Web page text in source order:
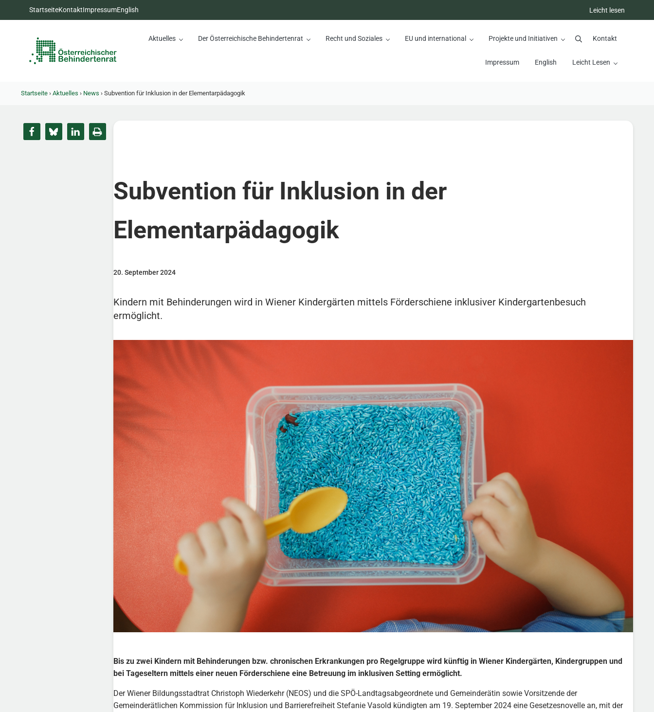
Zum Inhalt springen
Zur Hauptnavigation springen
Zum Footer springen
StartseiteKontaktImpressumEnglish Leicht lesen
Aktuelles Der Österreichische Behindertenrat Recht und Soziales EU und international Projekte und Initiativen SuchenKontakt
Impressum English Leicht Lesen
Startseite › Aktuelles › News ›Subvention für Inklusion in der Elementarpädagogik
Subvention für Inklusion in der
Elementarpädagogik
20. September 2024
Kindern mit Behinderungen wird in Wiener Kindergärten mittels Förderschiene inklusiver Kindergartenbesuch
ermöglicht.
Bis zu zwei Kindern mit Behinderungen bzw. chronischen Erkrankungen pro Regelgruppe wird künftig in Wiener Kindergärten, Kindergruppen und
bei Tageseltern mittels einer neuen Förderschiene eine Betreuung im inklusiven Setting ermöglicht.
Der Wiener Bildungsstadtrat Christoph Wiederkehr (NEOS) und die SPÖ-Landtagsabgeordnete und Gemeinderätin sowie Vorsitzende der
Gemeinderätlichen Kommission für Inklusion und Barrierefreiheit Stefanie Vasold kündigten am 19. September 2024 eine Gesetzesnovelle an, mit der